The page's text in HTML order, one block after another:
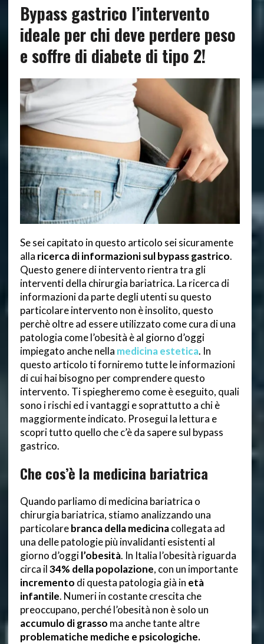
Bypass gastrico l’intervento
ideale per chi deve perdere peso
e soffre di diabete di tipo 2!
Se sei capitato in questo articolo sei sicuramente
alla ricerca di informazioni sul bypass gastrico.
Questo genere di intervento rientra tra gli
interventi della chirurgia bariatrica. La ricerca di
informazioni da parte degli utenti su questo
particolare intervento non è insolito, questo
perchè oltre ad essere utilizzato come cura di una
patologia come l’obesità è al giorno d’oggi
impiegato anche nella medicina estetica. In
questo articolo ti forniremo tutte le informazioni
di cui hai bisogno per comprendere questo
intervento. Ti spiegheremo come è eseguito, quali
sono i rischi ed i vantaggi e soprattutto a chi è
maggiormente indicato. Prosegui la lettura e
scopri tutto quello che c’è da sapere sul bypass
gastrico.
Che cos’è la medicina bariatrica
Quando parliamo di medicina bariatrica o
chirurgia bariatrica, stiamo analizzando una
particolarebranca della medicinacollegata ad
una delle patologie più invalidanti esistenti al
giorno d’oggil’obesità. In Italia l’obesità riguarda
circa il34% della popolazione, con un importante
incremento di questa patologia già in età
infantile. Numeri in costante crescita che
preoccupano, perché l’obesità non è solo un
accumulo di grasso ma anche tante altre
problematiche mediche e psicologiche.